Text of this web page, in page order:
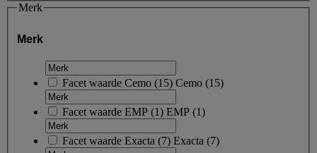
Merk
Merk
Facet waarde Cemo (15) Cemo (15)
Facet waarde EMP (1) EMP (1)
Facet waarde Exacta (7) Exacta (7)